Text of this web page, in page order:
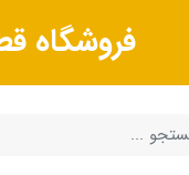
فروشگاه